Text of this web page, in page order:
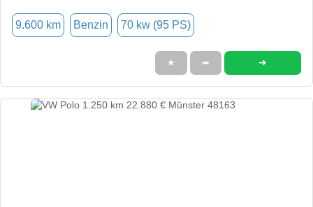
9.600 km Benzin 70 kw (95 PS)
★ ➦ ➜